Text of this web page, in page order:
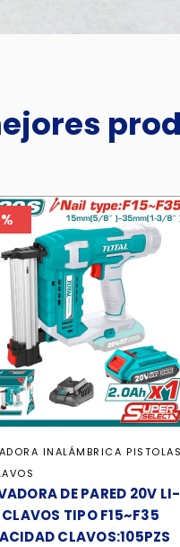
INALÁMBRICA PISTOLAS
DE PARED 20V LI-
TIPO F15~F35
CLAVOS:105PZS